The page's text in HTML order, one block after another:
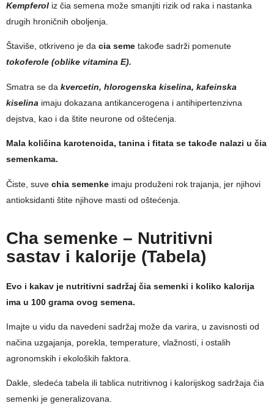
Kempferol iz čia semena može smanjiti rizik od raka i nastanka
drugih hroničnih oboljenja.
Štaviše, otkriveno je da cia seme takođe sadrži pomenute
tokoferole (oblike vitamina E).
Smatra se da kvercetin, hlorogenska kiselina, kafeinska
kiselina imaju dokazana antikancerogena i antihipertenzivna
dejstva, kao i da štite neurone od oštećenja.
Mala količina karotenoida, tanina i fitata se takođe nalazi u čia
semenkama.
Čiste, suve chia semenke imaju produženi rok trajanja, jer njihovi
antioksidanti štite njihove masti od oštećenja.
Cha semenke – Nutritivni
sastav i kalorije (Tabela)
Evo i kakav je nutritivni sadržaj čia semenki i koliko kalorija
ima u 100 grama ovog semena.
Imajte u vidu da navedeni sadržaj može da varira, u zavisnosti od
načina uzgajanja, porekla, temperature, vlažnosti, i ostalih
agronomskih i ekoloških faktora.
Dakle, sledeća tabela ili tablica nutritivnog i kalorijskog sadržaja čia
semenki je generalizovana.